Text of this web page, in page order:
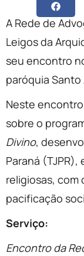
A Rede de
Leigos da
seu encontro
paróquia
Neste
sobre o
Divino,
Paraná
religiosas, com
pacificação
Serviço:
Encontro da